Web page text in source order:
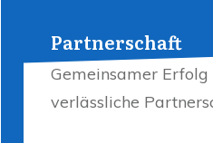
Partnerschaft
Gemeinsamer
verlässliche